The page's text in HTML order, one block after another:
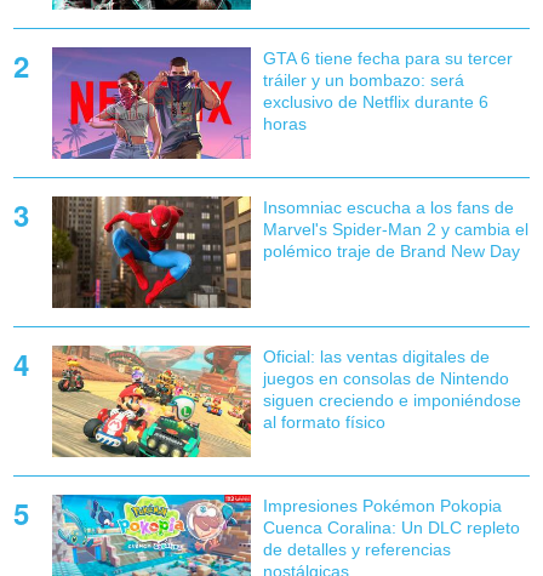
GTA 6 tiene fecha para su tercer
tráiler y un bombazo: será
exclusivo de Netflix durante 6
horas
Insomniac escucha a los fans de
Marvel's Spider-Man 2 y cambia el
polémico traje de Brand New Day
Oficial: las ventas digitales de
juegos en consolas de Nintendo
siguen creciendo e imponiéndose
al formato físico
Impresiones Pokémon Pokopia
Cuenca Coralina: Un DLC repleto
de detalles y referencias
nostálgicas